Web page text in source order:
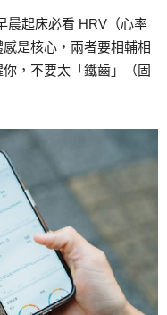
晨起床必看 HRV（心率
是核心，兩者要相輔相
，不要太「鐵齒」（固